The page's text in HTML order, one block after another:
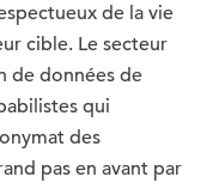
de la vie
cible. Le secteur
de données de
qui
des
pas en avant par